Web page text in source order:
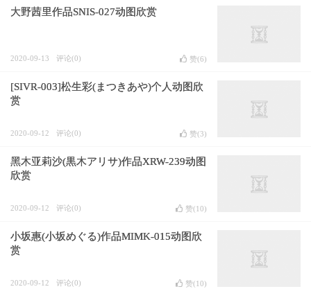
大野茜里作品SNIS-027动图欣赏
2020-09-13 评论(0) 赞(6)
[SIVR-003]松生彩(まつきあや)个人动图欣
赏
2020-09-12 评论(0) 赞(3)
黑木亚莉沙(黒木アリサ)作品XRW-239动图
欣赏
2020-09-12 评论(0) 赞(10)
小坂惠(小坂めぐる)作品MIMK-015动图欣
赏
2020-09-12 评论(0) 赞(10)